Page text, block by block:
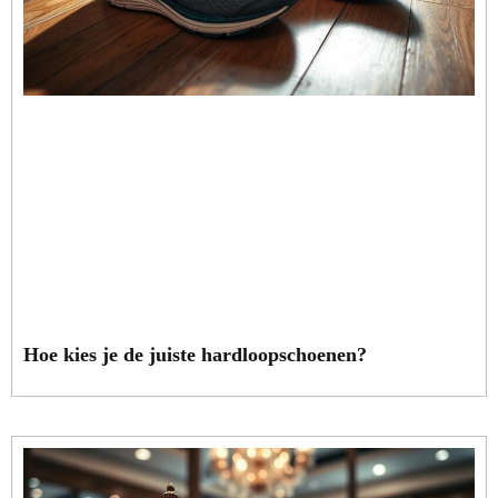
Hoe kies je de juiste hardloopschoenen?